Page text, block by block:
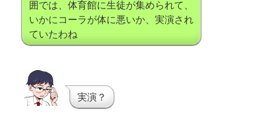
囲では、体育館に生徒が集められて、
いかにコーラが体に悪いか、実演され
ていたわね
実演？